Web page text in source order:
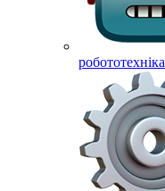
робототехніка